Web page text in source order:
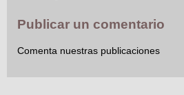
Publicar un comentario
Comenta nuestras publicaciones